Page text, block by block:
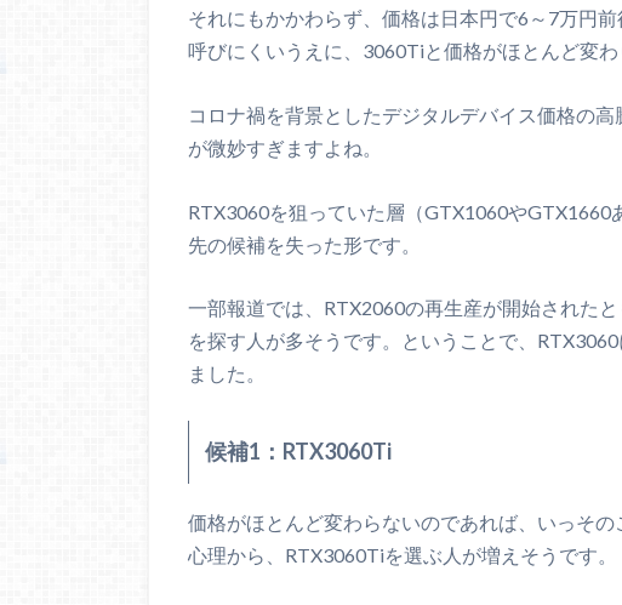
それにもかかわらず、価格は日本円で6～7万円
呼びにくいうえに、3060Tiと価格がほとんど変わ
コロナ禍を背景としたデジタルデバイス価格の
が微妙すぎますよね。
RTX3060を狙っていた層（GTX1060や
先の候補を失った形です。
一部報道では、RTX2060の再生産が開始された
を探す人が多そうです。ということで、
ました。
候補1：RTX3060Ti
価格がほとんど変わらないのであれば、いっそ
心理から、RTX3060Tiを選ぶ人が増えそうです。